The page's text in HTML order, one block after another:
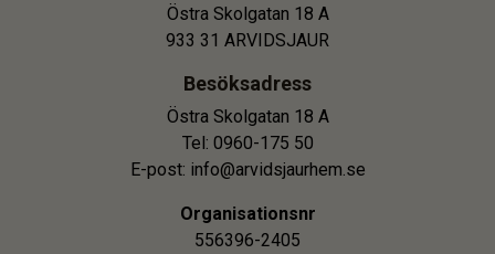
Östra Skolgatan 18 A
933 31 ARVIDSJAUR
Besöksadress
Östra Skolgatan 18 A
Tel: 0960-175 50
E-post: info@arvidsjaurhem.se
Organisationsnr
556396-2405